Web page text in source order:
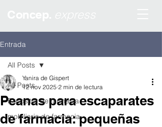
Entrada
All Posts
Expositor de farmacia
mobiliario de farmacia
All Posts
Peanas para escaparates
de farmacia: pequeñas
Yanira de Gispert
12 nov 2025 2 min de lectura